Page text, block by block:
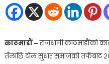
काठमाडौं –राजधानी काठमाडौंको
तँलाछि टोल सुधार समाजको तर्फबाट